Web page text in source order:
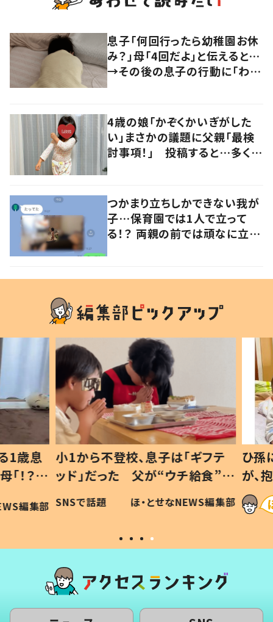
息子「何回行ったら幼稚園お休
み？」母「4回だよ」と伝えると…
→その後の息子の行動に「わか
4歳の娘「かぞくかいぎがした
い」まさかの議題に父親「最検
討事項！」 投稿すると…多くの
つかまり立ちしかできない我が
子…保育園では1人で立って
る！？ 両親の前では頑なに立た
歳息
？」
編集部
小1から不登校、息子は「ギフテ
ッド」だった 父が“ウチ給食”を
作り続ける理由とは #令和の親
#令和の子
SNSで話題 ほ・とせなNEWS編集部
ひ孫
が、抱
「涙
い」